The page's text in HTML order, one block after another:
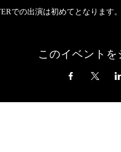
での出演は初めてとなります
このイベントを